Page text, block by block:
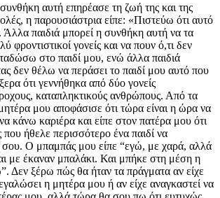
αυτή επηρέασε τη ζωή της και της
η παρουσιάστρια είπε: «Πιστεύω ότι αυτό
Άλλα παιδιά μπορεί η συνθήκη αυτή να τα
φροντιστικοί γονείς και να πουν ό,τι δεν
στο παιδί μου, ενώ άλλα παιδιά
δεν θέλω να περάσει το παιδί μου αυτό που
ότι γεννήθηκα από δύο γονείς
καταπληκτικούς ανθρώπους. Από τα
μου αποφάσισε ότι τώρα είναι η ώρα να
κάνω καριέρα και είπε στον πατέρα μου ότι
ήθελε περισσότερο ένα παιδί να
σου. Ο μπαμπάς μου είπε “εγώ, με χαρά, αλλά
με έκαναν μπαλάκι. Και μπήκε στη μέση η
Δεν ξέρω πώς θα ήταν τα πράγματα αν είχε
η μητέρα μου ή αν είχε αναγκαστεί να